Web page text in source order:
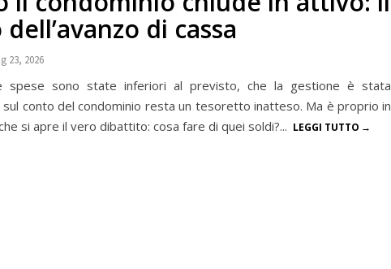
di cassa
23, 2026
spese sono state inferiori al previsto, che la gestione è stata
conto del condominio resta un tesoretto inatteso. Ma è proprio in
si apre il vero dibattito: cosa fare di quei soldi?... LEGGI TUTTO